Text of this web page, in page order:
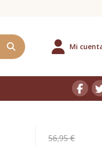
Mi
56,95 €